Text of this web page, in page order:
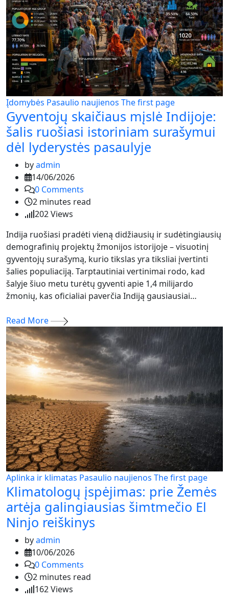
Įdomybės Pasaulio naujienos The first page
Gyventojų skaičiaus mįslė Indijoje:
šalis ruošiasi istoriniam surašymui
dėl lyderystės pasaulyje
byadmin
14/06/2026
0 Comments
2 minutes read
202Views
Indija ruošiasi pradėti vieną didžiausių ir sudėtingiausių
demografinių projektų žmonijos istorijoje – visuotinį
gyventojų surašymą, kurio tikslas yra tiksliai įvertinti
šalies populiaciją. Tarptautiniai vertinimai rodo, kad
šalyje šiuo metu turėtų gyventi apie 1,4 milijardo
žmonių, kas oficialiai paverčia Indiją gausiausiai…
Read More
Aplinka ir klimatas Pasaulio naujienos The first page
Klimatologų įspėjimas: prie Žemės
artėja galingiausias šimtmečio El
Ninjo reiškinys
byadmin
10/06/2026
0 Comments
2 minutes read
162Views